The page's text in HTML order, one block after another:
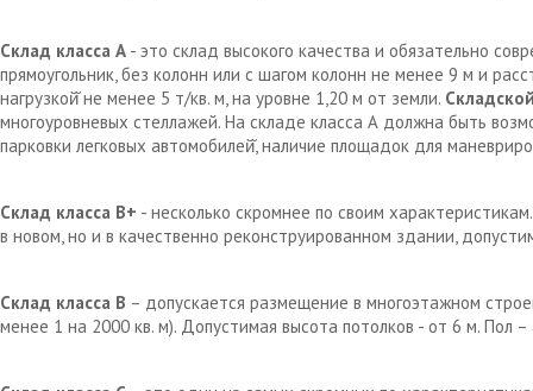
Склад класса А - это склад высокого качества и обязательно
прямоугольник, без колонн или с шагом колонн не менее 9 м и
нагрузкой̆ не менее 5 т/кв. м, на уровне 1,20 м от земли.
многоуровневых стеллажей. На складе класса А должна быть
парковки легковых автомобилей̆, наличие площадок для
Склад класса В+ - несколько скромнее по своим
в новом, но и в качественно реконструированном здании,
Склад класса В – допускается размещение в многоэтажном
менее 1 на 2000 кв. м). Допустимая высота потолков - от 6 м. Пол